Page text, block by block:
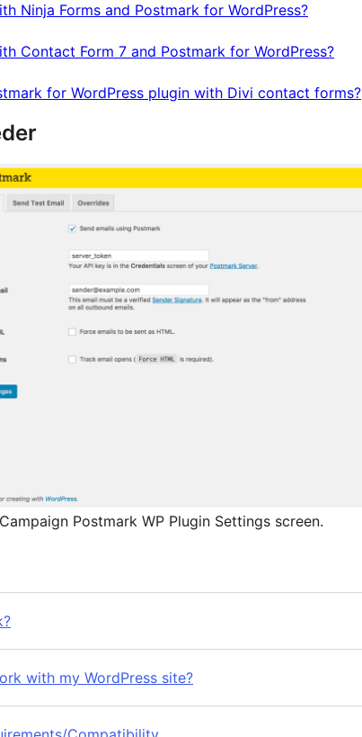
Ninja Forms and Postmark for WordPress?
Contact Form 7 and Postmark for WordPress?
for WordPress plugin with Divi contact forms?
Postmark WP Plugin Settings screen.
with my WordPress site?